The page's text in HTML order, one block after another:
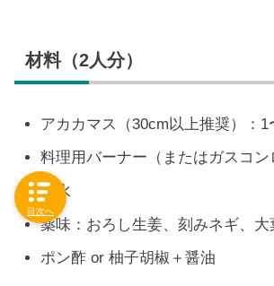
材料（2人分）
アカカマス（30cm以上推奨）：1
料理用バーナー（またはガスコン
氷水
薬味：おろし生姜、刻みネギ、大
ポン酢 or 柚子胡椒＋醤油
目次へ